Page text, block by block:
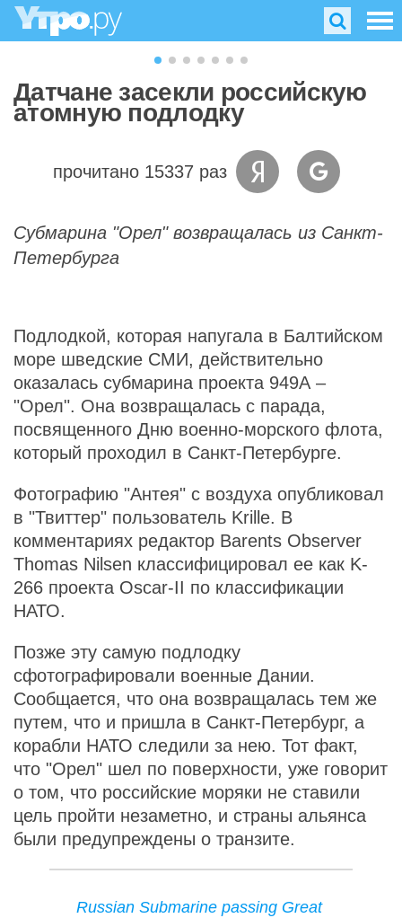
Датчане засекли российскую
атомную подлодку
прочитано 15337 раз
Субмарина "Орел" возвращалась из Санкт-
Петербурга
Подлодкой, которая напугала в Балтийском
море шведские СМИ, действительно
оказалась субмарина проекта 949А –
"Орел". Она возвращалась с парада,
посвященного Дню военно-морского флота,
который проходил в Санкт-Петербурге.
Фотографию "Антея" с воздуха опубликовал
в "Твиттер" пользователь Krille. В
комментариях редактор Barents Observer
Thomas Nilsen классифицировал ее как K-
266 проекта Oscar-II по классификации
НАТО.
Позже эту самую подлодку
сфотографировали военные Дании.
Сообщается, что она возвращалась тем же
путем, что и пришла в Санкт-Петербург, а
корабли НАТО следили за нею. Тот факт,
что "Орел" шел по поверхности, уже говорит
о том, что российские моряки не ставили
цель пройти незаметно, и страны альянса
были предупреждены о транзите.
Russian Submarine passing Great